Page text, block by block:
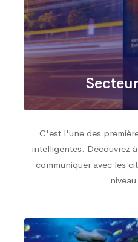
C'est l'une des
intelligentes. Découvrez
communiquer avec les